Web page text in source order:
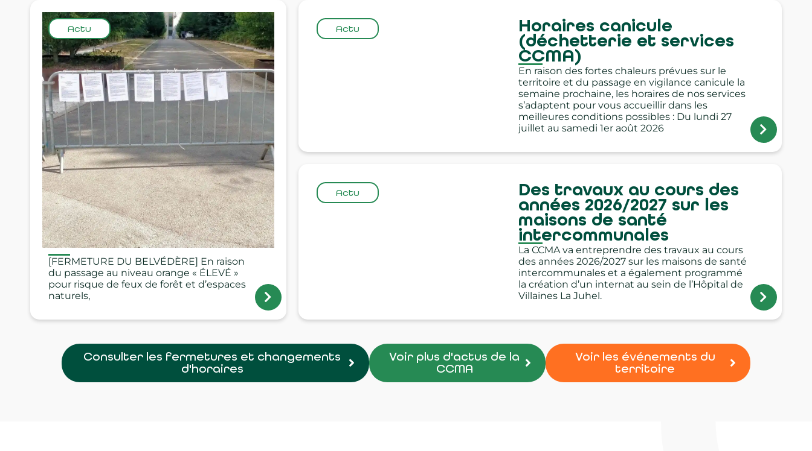
Actu
[FERMETURE DU BELVÉDÈRE] En raison
du passage au niveau orange « ÉLEVÉ »
pour risque de feux de forêt et d’espaces
naturels,
Actu Horaires canicule
(déchetterie et services
CCMA)
En raison des fortes chaleurs prévues sur le
territoire et du passage en vigilance canicule la
semaine prochaine, les horaires de nos services
s’adaptent pour vous accueillir dans les
meilleures conditions possibles : Du lundi 27
juillet au samedi 1er août 2026
Actu Des travaux au cours des
années 2026/2027 sur les
maisons de santé
intercommunales
La CCMA va entreprendre des travaux au cours
des années 2026/2027 sur les maisons de santé
intercommunales et a également programmé
la création d’un internat au sein de l’Hôpital de
Villaines La Juhel.
Consulter les fermetures et changements
d'horaires
Voir plus d'actus de la
CCMA
Voir les événements du
territoire